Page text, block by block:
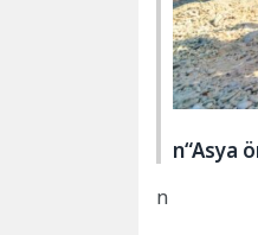
n“Asya
n